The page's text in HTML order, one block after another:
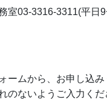
室03-3316-3311(平日
ームから、お申し込み
のないようご入力くだ